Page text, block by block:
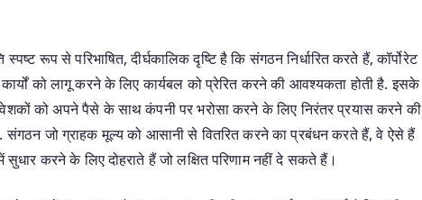
स्पष्ट रूप से परिभाषित, दीर्घकालिक दृष्टि है कि संगठन निर्धारित करते हैं, कॉर्पोरेट
को लागू करने के लिए कार्यबल को प्रेरित करने की आवश्यकता होती है. इसके
को अपने पैसे के साथ कंपनी पर भरोसा करने के लिए निरंतर प्रयास करने की
संगठन जो ग्राहक मूल्य को आसानी से वितरित करने का प्रबंधन करते हैं, वे ऐसे हैं
सुधार करने के लिए दोहराते हैं जो लक्षित परिणाम नहीं दे सकते हैं।